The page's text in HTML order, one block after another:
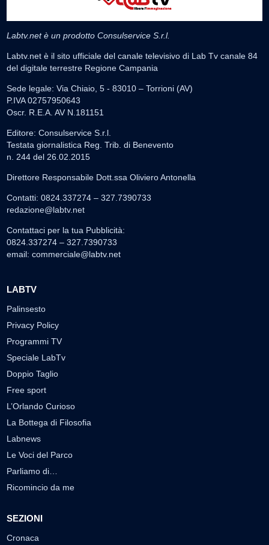
Labtv.net è un prodotto Consulservice S.r.l.
Labtv.net è il sito ufficiale del canale televisivo di Lab Tv canale 84
del digitale terrestre Regione Campania
Sede legale: Via Chiaio, 5 - 83010 – Torrioni (AV)
P.IVA 02757950643
Oscr. R.E.A. AV N.181151
Editore: Consulservice S.r.l.
Testata giornalistica Reg. Trib. di Benevento
n. 244 del 26.02.2015
Direttore Responsabile Dott.ssa Oliviero Antonella
Contatti: 0824.337274 – 327.7390733
redazione@labtv.net
Contattaci per la tua Pubblicità:
0824.337274 – 327.7390733
email: commerciale@labtv.net
LABTV
Palinsesto
Privacy Policy
Programmi TV
Speciale LabTv
Doppio Taglio
Free sport
L’Orlando Curioso
La Bottega di Filosofia
Labnews
Le Voci del Parco
Parliamo di…
Ricomincio da me
SEZIONI
Cronaca